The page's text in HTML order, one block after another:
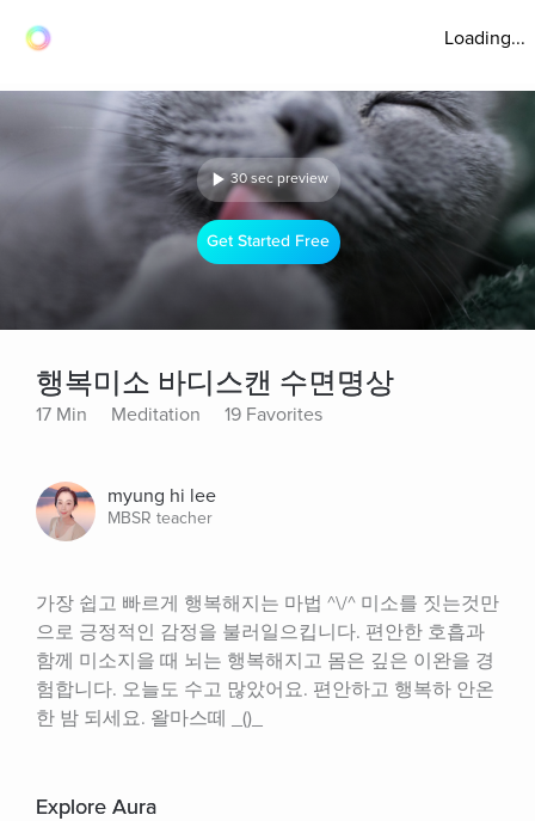
Loading...
30 sec preview
Get Started Free
행복미소 바디스캔 수면명상
17 Min Meditation 19 Favorites
myung hi lee
MBSR teacher
가장 쉽고 빠르게 행복해지는 마법 ^\/^ 미소를 짓는것만
으로 긍정적인 감정을 불러일으킵니다. 편안한 호흡과
함께 미소지을 때 뇌는 행복해지고 몸은 깊은 이완을 경
험합니다. 오늘도 수고 많았어요. 편안하고 행복하 안온
한 밤 되세요. 왈마스떼 _()_
Explore Aura